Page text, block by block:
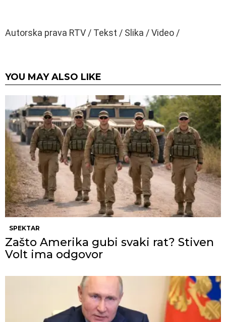
Autorska prava RTV / Tekst / Slika / Video /
YOU MAY ALSO LIKE
SPEKTAR
Zašto Amerika gubi svaki rat? Stiven
Volt ima odgovor